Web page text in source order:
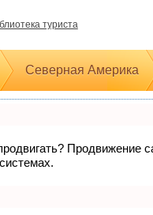
туриста
Северная Америка